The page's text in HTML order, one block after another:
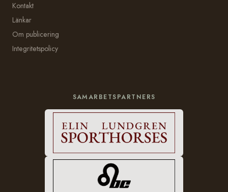
Kontakt
Länkar
Om publicering
Integritetspolicy
SAMARBETSPARTNERS